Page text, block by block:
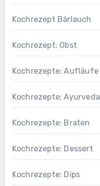
Kochrezept Bärlauch
Kochrezept: Obst
Kochrezepte: Aufläufe
Kochrezepte: Ayurveda
Kochrezepte: Braten
Kochrezepte: Dessert
Kochrezepte: Dips